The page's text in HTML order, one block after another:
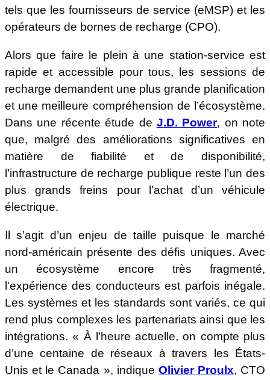
tels que les fournisseurs de service (eMSP) et les
opérateurs de bornes de recharge (CPO).
Alors que faire le plein à une station-service est
rapide et accessible pour tous, les sessions de
recharge demandent une plus grande planification
et une meilleure compréhension de l’écosystème.
Dans une récente étude de J.D. Power, on note
que, malgré des améliorations significatives en
matière de fiabilité et de disponibilité,
l’infrastructure de recharge publique reste l’un des
plus grands freins pour l’achat d’un véhicule
électrique.
Il s’agit d’un enjeu de taille puisque le marché
nord-américain présente des défis uniques. Avec
un écosystème encore très fragmenté,
l’expérience des conducteurs est parfois inégale.
Les systèmes et les standards sont variés, ce qui
rend plus complexes les partenariats ainsi que les
intégrations. « À l’heure actuelle, on compte plus
d’une centaine de réseaux à travers les États-
Unis et le Canada », indique Olivier Proulx, CTO